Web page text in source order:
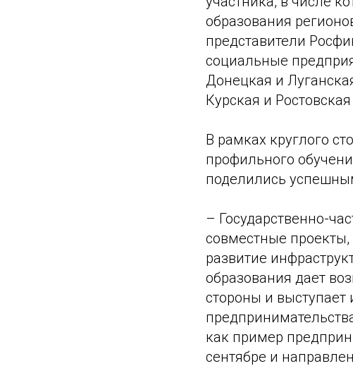
образования
представители
социальные
Донецкая и
Курская и
В рамках круглого
профильного
поделились
– Государственно-
совместные
развитие
образования дает
стороны и выступает
как пример
сентябре и